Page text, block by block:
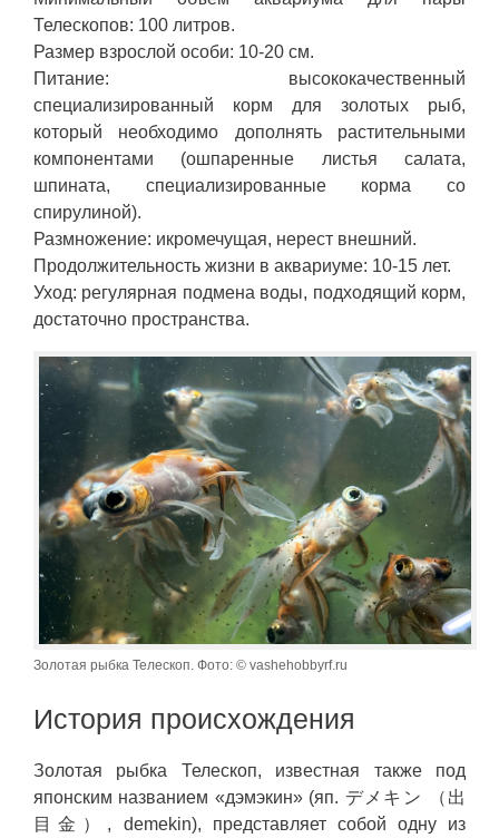
Телескопов: 100 литров.
Размер взрослой особи: 10-20 см.
Питание: высококачественный
специализированный корм для золотых рыб,
который необходимо дополнять растительными
компонентами (ошпаренные листья салата,
шпината, специализированные корма со
спирулиной).
Размножение: икромечущая, нерест внешний.
Продолжительность жизни в аквариуме: 10-15 лет.
Уход: регулярная подмена воды, подходящий корм,
достаточно пространства.
Золотая рыбка Телескоп. Фото: © vashehobbyrf.ru
История происхождения
Золотая рыбка Телескоп, известная также под
японским названием «дэмэкин» (яп. デメキン （出
目金）, demekin), представляет собой одну из